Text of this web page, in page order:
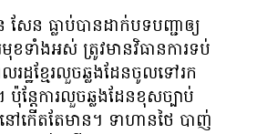
ែន ធ្លាប់​បាន​ដាក់​បទ​បញ្ជា​ឲ្យ​
រ​មុខ​ទាំង​អស់ ត្រូវ​មាន​វិធានការ​ទប់
ដ្ឋ​ខ្មែរ​លួច​ឆ្លង​ដែន​ចូល​ទៅ​រក​
ន្តែ​ការ​លួច​ឆ្លង​ដែន​ខុស​ច្បាប់​
កើត​តែ​មាន។ ទាហាន​ថៃ បាញ់​